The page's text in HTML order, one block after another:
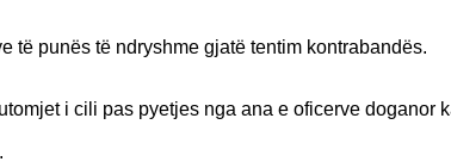
të punës të ndryshme gjatë tentim kontrabandës.
i cili pas pyetjes nga ana e oficerve doganor